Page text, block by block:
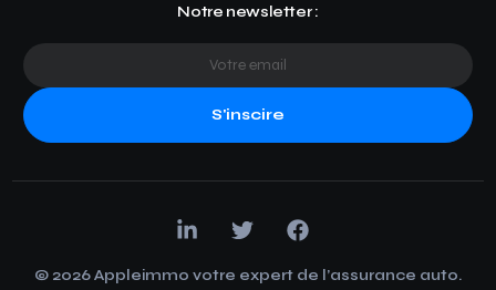
Notre newsletter :
S'inscire
© 2026 Appleimmo votre expert de l’assurance auto.